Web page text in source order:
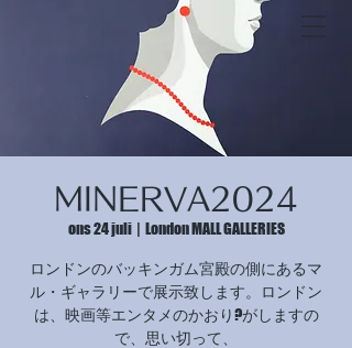
© Copyright
© Copyright
MINERVA2024
ons 24 juli
  |
London MALL GALLERIES
ロンドンのバッキンガム宮殿の側にあるマ
ル・ギャラリーで展示致します。ロンドン
は、映画等エンタメのかおり?がしますの
で、思い切って、